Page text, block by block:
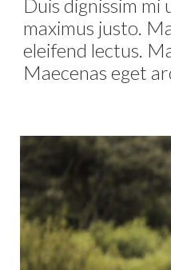
Duis dignissim mi
maximus justo.
eleifend lectus.
Maecenas eget